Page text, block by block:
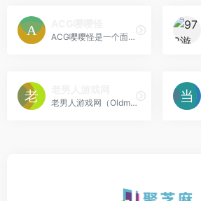
ACG嘤嘤怪是一个面向二次元爱好者的资源聚合站，内容涵盖动漫壁纸、表情包、轻小说片段以及部分游戏资源。站点设计简洁，分类清晰，支持按作品名称或角色名进行检索，方便快速找到想要的图片或文本素材。同时设有每日更新的“今日推荐”板块，推送热门番剧的精选内容。适合需要大量二次元素材的创作者、论坛签名党以及单纯喜欢收集壁纸的动漫粉丝，无需注册即可下载大部分内容。
老男人游戏网（OldmanEmu）是非商业性怀旧游戏资源站，专注于掌机与家用机游戏ROM及模拟器资源的整理与共享，主打经典老游戏收藏。 资源归档系统：按平台（如GBA、NDS、PSP等）分类整理游戏ROM，并附有详细的兼容性说明。 模拟器配套：提供多平台模拟器下载及基础设置教程，帮助用户快速运行游戏。 社区驱动维护：用户可提交资源反馈或补档请求，站内资源持续更新校验。...